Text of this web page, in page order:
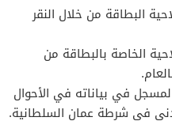
البطاقة من خلال النقر
الخاصة بالبطاقة من
في بياناته في الأحوال
في شرطة عمان السلطانية.